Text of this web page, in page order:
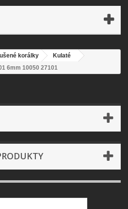
korálky
Kulaté
6mm 10050 27101